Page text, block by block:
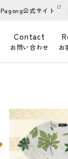
Pagong公式サイト
Contact
お問い合わせ お